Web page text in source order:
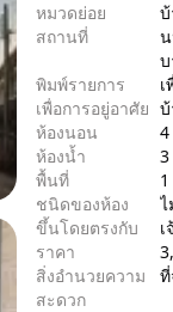
หมวดย่อย
สถานที่
พิมพ์รายการ
เพื่อการอยู่อาศัย
ห้องนอน
4
ห้องน้ำ
3
พื้นที่
1
ชนิดของห้อง
ขึ้นโดยตรงกับ
ราคา
สิ่งอำนวยความ
สะดวก